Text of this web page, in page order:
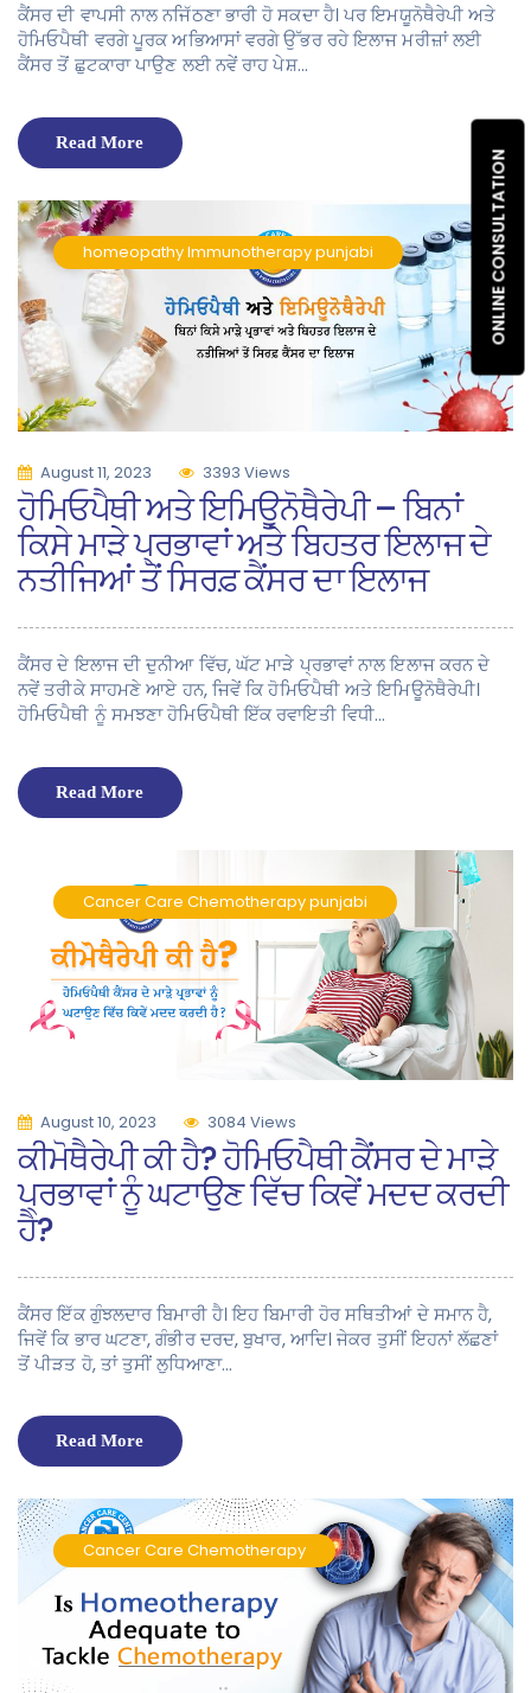
ONLINE CONSULTATION
ਕੈਂਸਰ ਦੀ ਵਾਪਸੀ ਨਾਲ ਨਜਿੱਠਣਾ ਭਾਰੀ ਹੋ ਸਕਦਾ ਹੈ। ਪਰ ਇਮਯੂਨੋਥੈਰੇਪੀ ਅਤੇ
ਹੋਮਿਓਪੈਥੀ ਵਰਗੇ ਪੂਰਕ ਅਭਿਆਸਾਂ ਵਰਗੇ ਉੱਭਰ ਰਹੇ ਇਲਾਜ ਮਰੀਜ਼ਾਂ ਲਈ
ਕੈਂਸਰ ਤੋਂ ਛੁਟਕਾਰਾ ਪਾਉਣ ਲਈ ਨਵੇਂ ਰਾਹ ਪੇਸ਼…
Read More
homeopathyImmunotherapypunjabi
August 11, 2023 3393 Views
ਹੋਮਿਓਪੈਥੀ ਅਤੇ ਇਮਿਊਨੋਥੈਰੇਪੀ – ਬਿਨਾਂ
ਕਿਸੇ ਮਾੜੇ ਪ੍ਰਭਾਵਾਂ ਅਤੇ ਬਿਹਤਰ ਇਲਾਜ ਦੇ
ਨਤੀਜਿਆਂ ਤੋਂ ਸਿਰਫ਼ ਕੈਂਸਰ ਦਾ ਇਲਾਜ
ਕੈਂਸਰ ਦੇ ਇਲਾਜ ਦੀ ਦੁਨੀਆ ਵਿੱਚ, ਘੱਟ ਮਾੜੇ ਪ੍ਰਭਾਵਾਂ ਨਾਲ ਇਲਾਜ ਕਰਨ ਦੇ
ਨਵੇਂ ਤਰੀਕੇ ਸਾਹਮਣੇ ਆਏ ਹਨ, ਜਿਵੇਂ ਕਿ ਹੋਮਿਓਪੈਥੀ ਅਤੇ ਇਮਿਊਨੋਥੈਰੇਪੀ।
ਹੋਮਿਓਪੈਥੀ ਨੂੰ ਸਮਝਣਾ ਹੋਮਿਓਪੈਥੀ ਇੱਕ ਰਵਾਇਤੀ ਵਿਧੀ…
Read More
Cancer Care Chemotherapypunjabi
August 10, 2023 3084 Views
ਕੀਮੋਥੈਰੇਪੀ ਕੀ ਹੈ? ਹੋਮਿਓਪੈਥੀ ਕੈਂਸਰ ਦੇ ਮਾੜੇ
ਪ੍ਰਭਾਵਾਂ ਨੂੰ ਘਟਾਉਣ ਵਿੱਚ ਕਿਵੇਂ ਮਦਦ ਕਰਦੀ
ਹੈ?
ਕੈਂਸਰ ਇੱਕ ਗੁੰਝਲਦਾਰ ਬਿਮਾਰੀ ਹੈ। ਇਹ ਬਿਮਾਰੀ ਹੋਰ ਸਥਿਤੀਆਂ ਦੇ ਸਮਾਨ ਹੈ,
ਜਿਵੇਂ ਕਿ ਭਾਰ ਘਟਣਾ, ਗੰਭੀਰ ਦਰਦ, ਬੁਖਾਰ, ਆਦਿ। ਜੇਕਰ ਤੁਸੀਂ ਇਹਨਾਂ ਲੱਛਣਾਂ
ਤੋਂ ਪੀੜਤ ਹੋ, ਤਾਂ ਤੁਸੀਂ ਲੁਧਿਆਣਾ…
Read More
Cancer Care Chemotherapy